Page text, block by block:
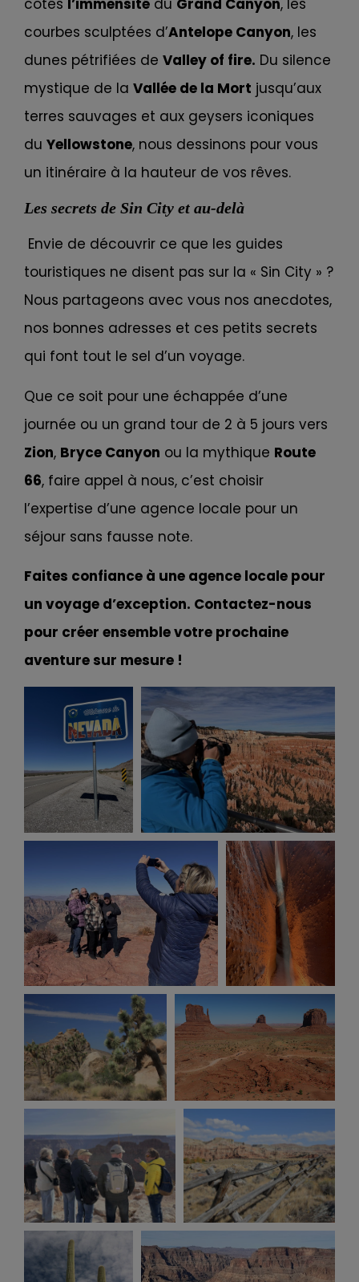
côtés l’immensité du Grand Canyon, les
courbes sculptées d’Antelope Canyon, les
dunes pétrifiées de Valley of fire. Du silence
mystique de la Vallée de la Mort jusqu’aux
terres sauvages et aux geysers iconiques
du Yellowstone, nous dessinons pour vous
un itinéraire à la hauteur de vos rêves.
Les secrets de Sin City et au-delà
Envie de découvrir ce que les guides
touristiques ne disent pas sur la « Sin City » ?
Nous partageons avec vous nos anecdotes,
nos bonnes adresses et ces petits secrets
qui font tout le sel d’un voyage.
Que ce soit pour une échappée d’une
journée ou un grand tour de 2 à 5 jours vers
Zion, Bryce Canyon ou la mythique Route
66, faire appel à nous, c’est choisir
l’expertise d’une agence locale pour un
séjour sans fausse note.
Faites confiance à une agence locale pour
un voyage d’exception. Contactez-nous
pour créer ensemble votre prochaine
aventure sur mesure !